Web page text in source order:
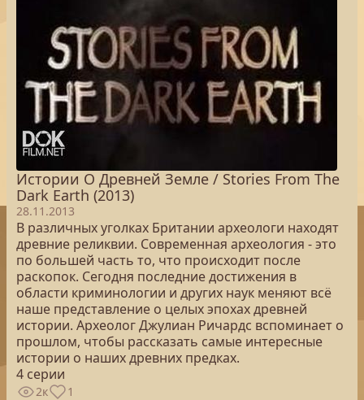
Истории О Древней Земле / Stories From The
Dark Earth (2013)
28.11.2013
В различных уголках Британии археологи находят
древние реликвии. Современная археология - это
по большей часть то, что происходит после
раскопок. Сегодня последние достижения в
области криминологии и других наук меняют всё
наше представление о целых эпохах древней
истории. Археолог Джулиан Ричардс вспоминает о
прошлом, чтобы рассказать самые интересные
истории о наших древних предках.
4 серии
2к 1